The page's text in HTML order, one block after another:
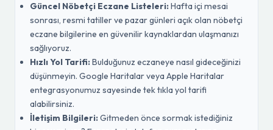
Güncel Nöbetçi Eczane Listeleri:Hafta içi mesai
sonrası, resmi tatiller ve pazar günleri açık olan nöbetçi
eczane bilgilerine en güvenilir kaynaklardan ulaşmanızı
sağlıyoruz.
Hızlı Yol Tarifi:Bulduğunuz eczaneye nasıl gideceğinizi
düşünmeyin. Google Haritalar veya Apple Haritalar
entegrasyonumuz sayesinde tek tıkla yol tarifi
alabilirsiniz.
İletişim Bilgileri:Gitmeden önce sormak istediğiniz